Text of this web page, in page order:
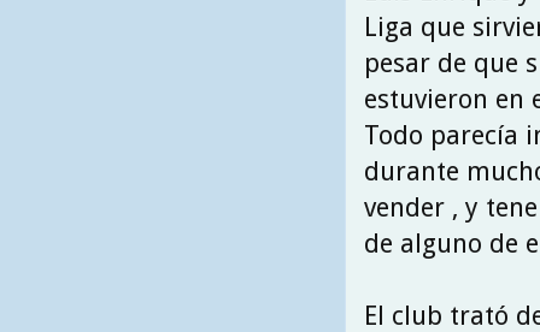
Liga que
pesar de que
estuvieron en
Todo parecía
durante
vender , y
de alguno de
El club trató